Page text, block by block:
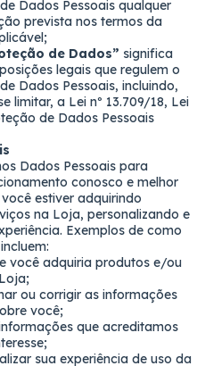
Dados Pessoais qualquer
prevista nos termos da
de Dados” significa
legais que regulem o
Dados Pessoais, incluindo,
limitar, a Lei nº 13.709/18, Lei
de Dados Pessoais
Dados Pessoais para
conosco e melhor
estiver adquirindo
na Loja, personalizando e
Exemplos de como
você adquiria produtos e/ou
ou corrigir as informações
você;
que acreditamos
sua experiência de uso da